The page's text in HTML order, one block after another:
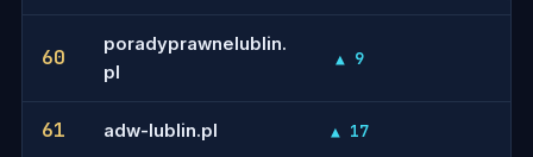
60
poradyprawnelublin.
pl
▲ 9
61 adw-lublin.pl ▲ 17